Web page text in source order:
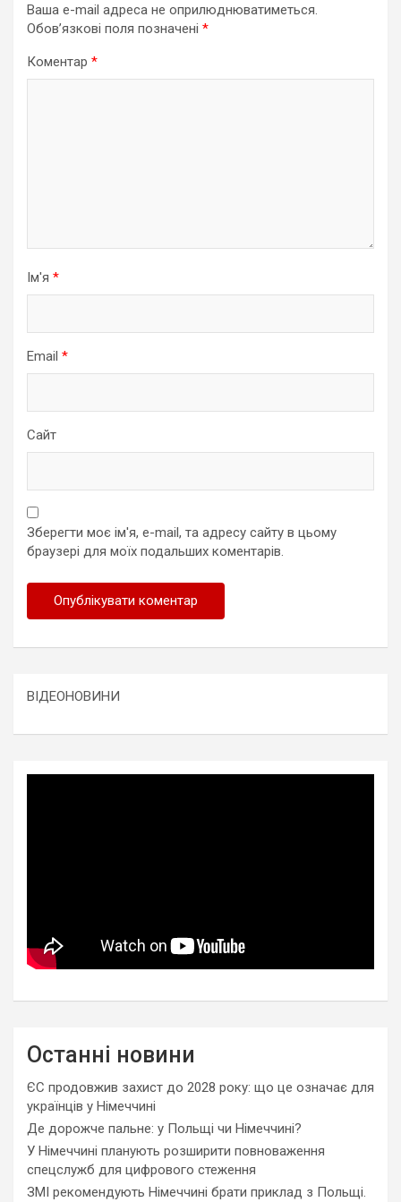
Ваша e-mail адреса не оприлюднюватиметься.
Обов’язкові поля позначені *
Коментар *
Ім'я *
Email *
Сайт
Зберегти моє ім'я, e-mail, та адресу сайту в цьому
браузері для моїх подальших коментарів.
ВІДЕОНОВИНИ
Останні новини
ЄС продовжив захист до 2028 року: що це означає для
українців у Німеччині
Де дорожче пальне: у Польщі чи Німеччині?
У Німеччині планують розширити повноваження
спецслужб для цифрового стеження
ЗМІ рекомендують Німеччині брати приклад з Польщі.